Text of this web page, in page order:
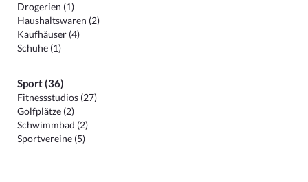
Drogerien (1)
Haushaltswaren (2)
Kaufhäuser (4)
Schuhe (1)
Sport (36)
Fitnessstudios (27)
Golfplätze (2)
Schwimmbad (2)
Sportvereine (5)